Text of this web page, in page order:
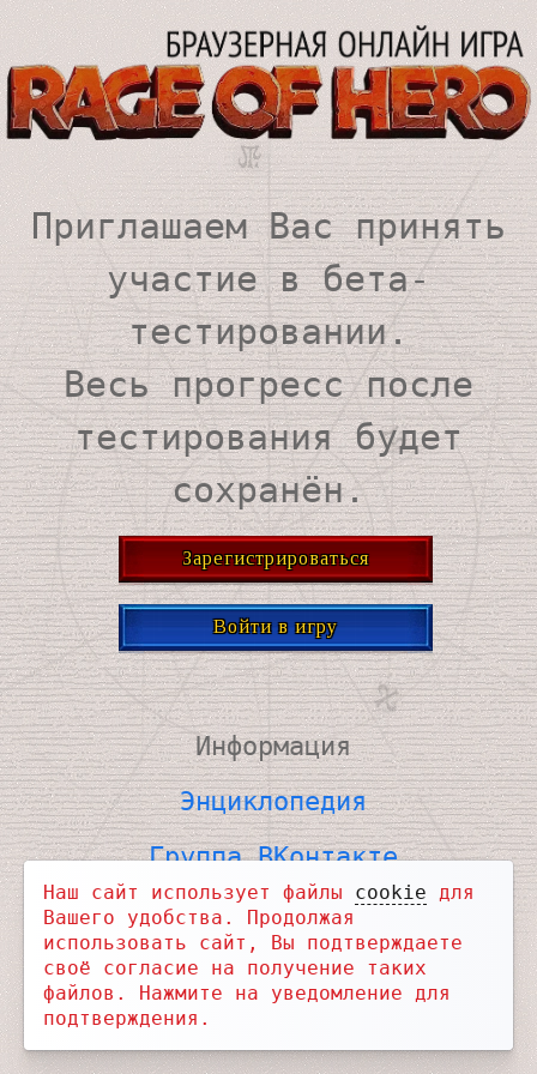
Приглашаем Вас принять
участие в бета-
тестировании.
Весь прогресс после
тестирования будет
сохранён.
Зарегистрироваться
Войти в игру
Информация
Энциклопедия
Группа ВКонтакте
ВКонтакте для связи
Telegram Новости
Telegram Чат
Наш сайт использует файлы cookie для
Вашего удобства. Продолжая
использовать сайт, Вы подтверждаете
своё согласие на получение таких
файлов. Нажмите на уведомление для
подтверждения.